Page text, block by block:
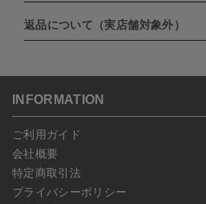
・PayPay
・NP後払い
北海道：1,400円
沖縄：1,400円
ご注文日当日から翌日のAM9:00まで
セルは可能です。
ンセルしていただいた後、ご希望の商
予約商品など一部キャンセルが出来な
じめご了承ください。
返品について（実店舗対象外）
こちらよりご依頼ください。
INFORMATION
ご利用ガイド
会社概要
特定商取引法
プライバシーポリシー